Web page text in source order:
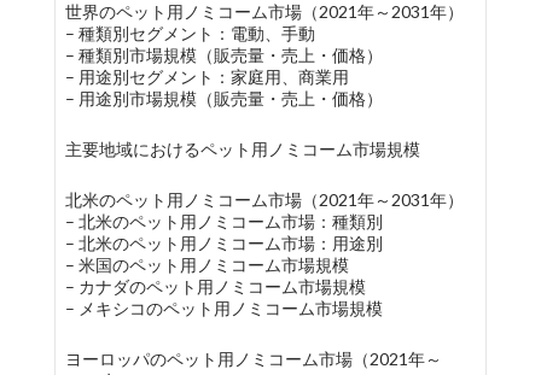
世界のペット用ノミコーム市場（2021年～2031年）
– 種類別セグメント：電動、手動
– 種類別市場規模（販売量・売上・価格）
– 用途別セグメント：家庭用、商業用
– 用途別市場規模（販売量・売上・価格）
主要地域におけるペット用ノミコーム市場規模
北米のペット用ノミコーム市場（2021年～2031年）
– 北米のペット用ノミコーム市場：種類別
– 北米のペット用ノミコーム市場：用途別
– 米国のペット用ノミコーム市場規模
– カナダのペット用ノミコーム市場規模
– メキシコのペット用ノミコーム市場規模
ヨーロッパのペット用ノミコーム市場（2021年～